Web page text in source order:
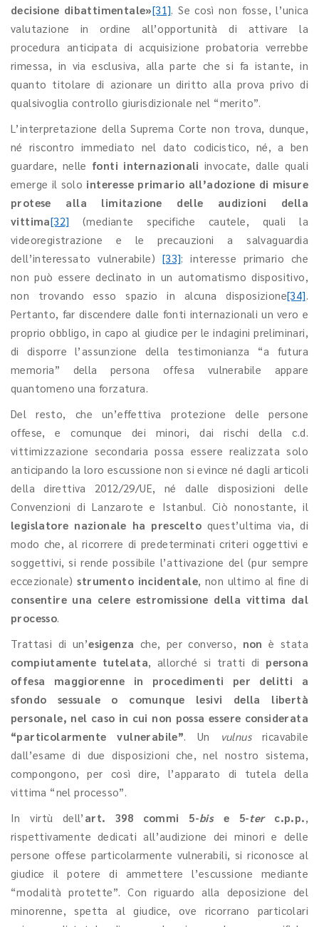
decisione dibattimentale»[31]. Se così non fosse, l’unica
valutazione in ordine all’opportunità di attivare la
procedura anticipata di acquisizione probatoria verrebbe
rimessa, in via esclusiva, alla parte che si fa istante, in
quanto titolare di azionare un diritto alla prova privo di
qualsivoglia controllo giurisdizionale nel “merito”.
L’interpretazione della Suprema Corte non trova, dunque,
né riscontro immediato nel dato codicistico, né, a ben
guardare, nelle fonti internazionali invocate, dalle quali
emerge il solo interesse primario all’adozione di misure
protese alla limitazione delle audizioni della
vittima[32] (mediante specifiche cautele, quali la
videoregistrazione e le precauzioni a salvaguardia
dell’interessato vulnerabile) [33]: interesse primario che
non può essere declinato in un automatismo dispositivo,
non trovando esso spazio in alcuna disposizione[34].
Pertanto, far discendere dalle fonti internazionali un vero e
proprio obbligo, in capo al giudice per le indagini preliminari,
di disporre l’assunzione della testimonianza “a futura
memoria” della persona offesa vulnerabile appare
quantomeno una forzatura.
Del resto, che un’effettiva protezione delle persone
offese, e comunque dei minori, dai rischi della c.d.
vittimizzazione secondaria possa essere realizzata solo
anticipando la loro escussione non si evince né dagli articoli
della direttiva 2012/29/UE, né dalle disposizioni delle
Convenzioni di Lanzarote e Istanbul. Ciò nonostante, il
legislatore nazionale ha prescelto quest’ultima via, di
modo che, al ricorrere di predeterminati criteri oggettivi e
soggettivi, si rende possibile l’attivazione del (pur sempre
eccezionale)strumento incidentale, non ultimo al fine di
consentire una celere estromissione della vittima dal
processo.
Trattasi di un’esigenza che, per converso, non è stata
compiutamente tutelata, allorché si tratti di persona
offesa maggiorenne in procedimenti per delitti a
sfondo sessuale o comunque lesivi della libertà
personale, nel caso in cui non possa essere considerata
“particolarmente vulnerabile”. Un vulnusricavabile
dall’esame di due disposizioni che, nel nostro sistema,
compongono, per così dire, l’apparato di tutela della
vittima “nel processo”.
In virtù dell’ art. 398 commi 5-bise 5-terc.p.p.,
rispettivamente dedicati all’audizione dei minori e delle
persone offese particolarmente vulnerabili, si riconosce al
giudice il potere di ammettere l’escussione mediante
“modalità protette”. Con riguardo alla deposizione del
minorenne, spetta al giudice, ove ricorrano particolari